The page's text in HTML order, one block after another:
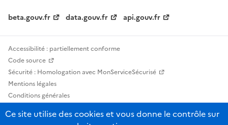
beta.gouv.fr data.gouv.fr api.gouv.fr
Accessibilité : partiellement conforme
Code source
Sécurité : Homologation avec MonServiceSécurisé
Mentions légales
Conditions générales
Statistiques, lexiques et indicateurs
Ce site utilise des cookies et vous donne le contrôle sur